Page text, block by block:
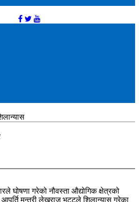
घोषणा गरेको नौवस्ता औद्योगिक क्षेत्रको
आपूर्ति मन्त्री लेखराज भट्टले शिलान्यास गरेका